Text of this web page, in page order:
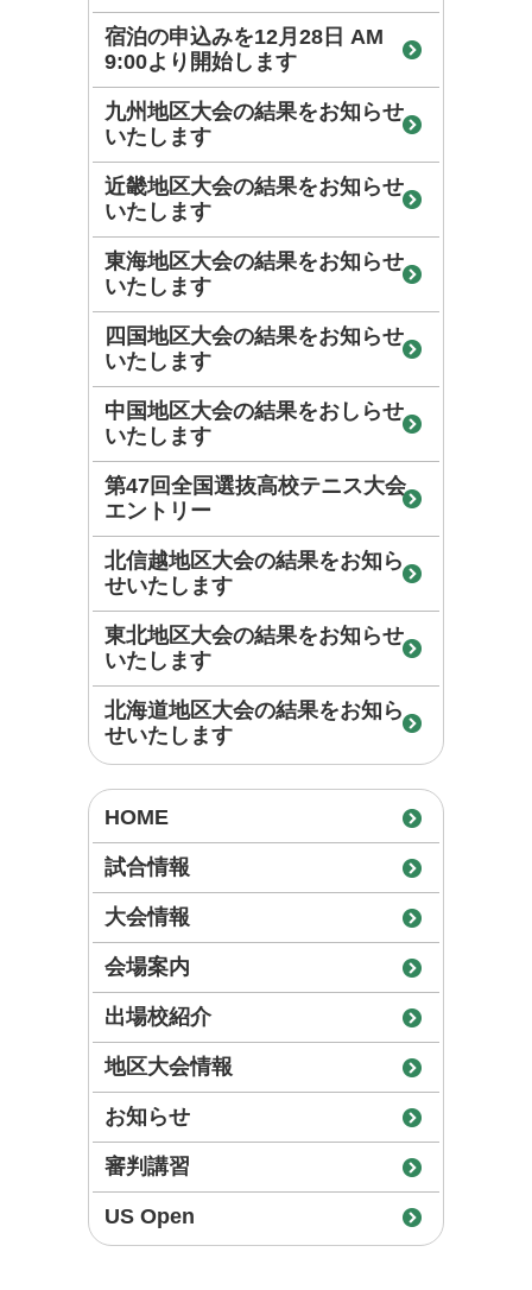
宿泊の申込みを12月28日 AM
9:00より開始します
九州地区大会の結果をお知らせ
いたします
近畿地区大会の結果をお知らせ
いたします
東海地区大会の結果をお知らせ
いたします
四国地区大会の結果をお知らせ
いたします
中国地区大会の結果をおしらせ
いたします
第47回全国選抜高校テニス大会
エントリー
北信越地区大会の結果をお知ら
せいたします
東北地区大会の結果をお知らせ
いたします
北海道地区大会の結果をお知ら
せいたします
HOME
試合情報
大会情報
会場案内
出場校紹介
地区大会情報
お知らせ
審判講習
US Open